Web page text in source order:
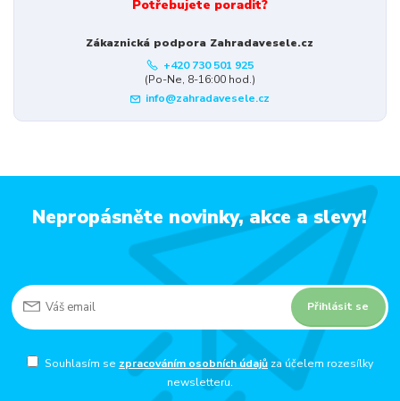
Potřebujete poradit?
Zákaznická podpora Zahradavesele.cz
+420 730 501 925
(Po-Ne, 8-16:00 hod.)
info@zahradavesele.cz
Nepropásněte novinky, akce a slevy!
Přihlásit se
Souhlasím se zpracováním osobních údajůza účelem rozesílky
newsletteru.